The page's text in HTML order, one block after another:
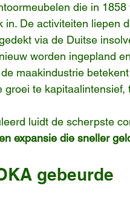
die in
in. De activiteiten liepen
via de Duitse
worden ingepland
maakindustrie
groei te
luidt de scherpste
expansie die sneller
gebeurde